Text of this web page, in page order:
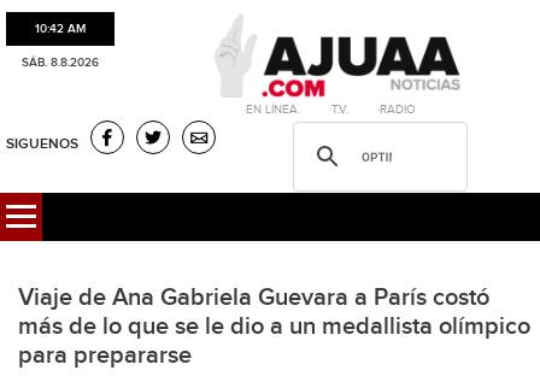
10:42 AM
SÁB. 8.8.2026
·EN LÍNEA. ·T.V. ·RADIO
SIGUENOS
Viaje de Ana Gabriela Guevara a París costó
más de lo que se le dio a un medallista olímpico
para prepararse